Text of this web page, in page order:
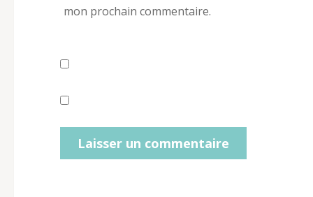
mon prochain commentaire.